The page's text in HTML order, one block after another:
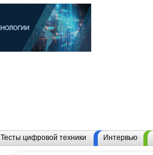
Тесты цифровой техники Интервью